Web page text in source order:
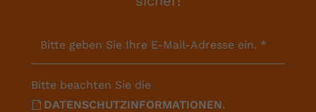
Bitte geben Sie Ihre E-Mail-Adresse ein. *
Bitte beachten Sie die
DATENSCHUTZINFORMATIONEN.